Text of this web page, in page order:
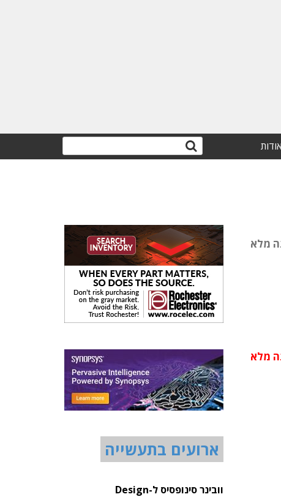
אודות
מלא
מלא
ארועים בתעשייה
וובינר סינופסיס ל-Design